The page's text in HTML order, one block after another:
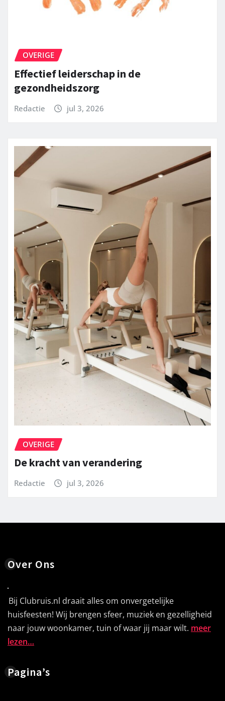
OVERIGE
Effectief leiderschap in de
gezondheidszorg
Redactie jul 3, 2026
OVERIGE
De kracht van verandering
Redactie jul 3, 2026
Over Ons
Bij Clubruis.nl draait alles om onvergetelijke
huisfeesten! Wij brengen sfeer, muziek en gezelligheid
naar jouw woonkamer, tuin of waar jij maar wilt. meer
lezen…
Pagina’s